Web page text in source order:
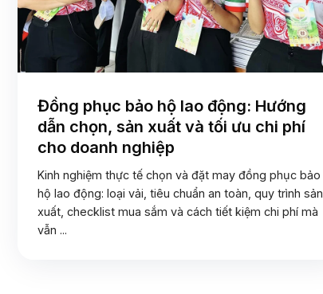
Đồng phục bảo hộ lao động: Hướng
dẫn chọn, sản xuất và tối ưu chi phí
cho doanh nghiệp
Kinh nghiệm thực tế chọn và đặt may đồng phục bảo
hộ lao động: loại vải, tiêu chuẩn an toàn, quy trình sản
xuất, checklist mua sắm và cách tiết kiệm chi phí mà
vẫn ...